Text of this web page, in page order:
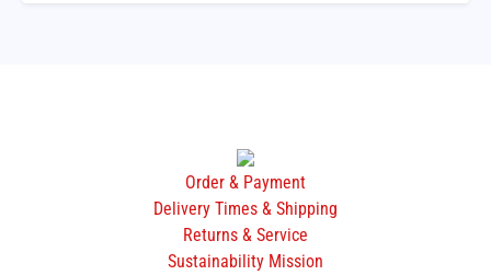
Order & Payment
Delivery Times & Shipping
Returns & Service
Sustainability Mission